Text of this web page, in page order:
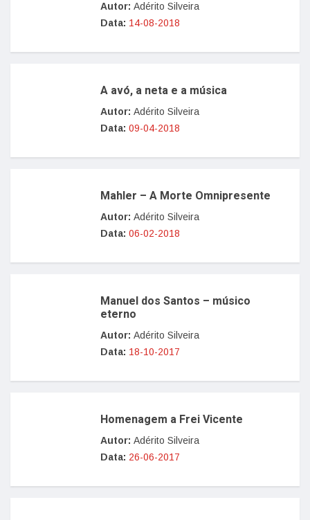
Autor: Adérito Silveira
Data: 14-08-2018
A avó, a neta e a música
Autor: Adérito Silveira
Data: 09-04-2018
Mahler – A Morte Omnipresente
Autor: Adérito Silveira
Data: 06-02-2018
Manuel dos Santos – músico
eterno
Autor: Adérito Silveira
Data: 18-10-2017
Homenagem a Frei Vicente
Autor: Adérito Silveira
Data: 26-06-2017